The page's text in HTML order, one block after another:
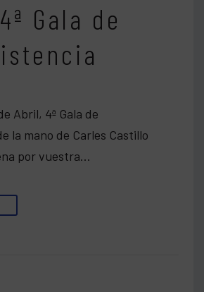
4ª Gala de
Abril, 4ª Gala de
la mano de Carles Castillo
por vuestra…